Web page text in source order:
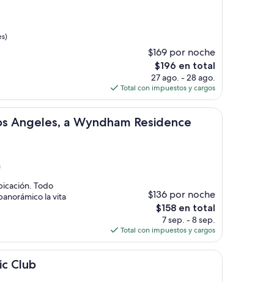
$169 por noche
El
precio
actual
es
de
$196
$196 en total
27 ago. - 28 ago.
Total con impuestos y cargos
Angeles, a Wyndham Residence
a Wyndham Residence
Todo
la vita
$136 por noche
El
precio
actual
es
de
$158 en total
7 sep. - 8 sep.
Total con impuestos y cargos
Club